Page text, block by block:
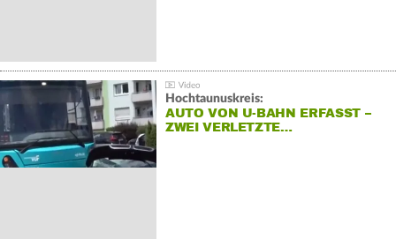
Hochtaunuskreis:
AUTO VON U-BAHN ERFASST –
ZWEI VERLETZTE…